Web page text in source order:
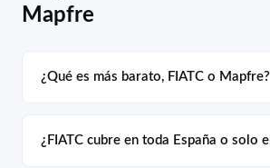
Mapfre
¿Qué es más barato, FIATC o Mapfre?
¿FIATC cubre en toda España o solo